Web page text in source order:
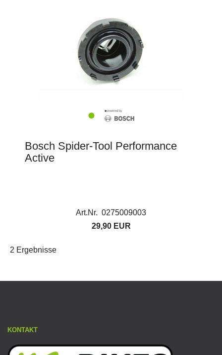
Bosch Spider-Tool Performance
Active
Art.Nr. 0275009003
29,90 EUR
2 Ergebnisse
KONTAKT